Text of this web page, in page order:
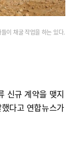
이 채굴 작업을 하는 있다.
신규 계약을 맺지
다고 연합뉴스가